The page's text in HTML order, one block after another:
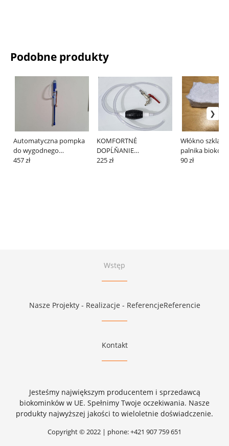
Podobne produkty
Automatyczna pompka
do wygodnego
uzupełniania bioalkoholu
457 zł
KOMFORTNÉ
DOPĹŇANIE
BIOALKOHOLU MANUÁL
225 zł
Włókno
palnika
90 zł
Wstęp
Nasze Projekty - Realizacje - ReferencjeReferencie
Kontakt
Jesteśmy największym producentem i sprzedawcą
biokominków w UE. Spełnimy Twoje oczekiwania. Nasze
produkty najwyższej jakości to wieloletnie doświadczenie.
Copyright © 2022 | phone: +421 907 759 651